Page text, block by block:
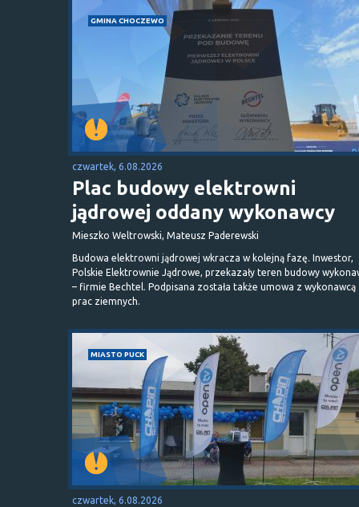
GMINA CHOCZEWO
czwartek, 6.08.2026
Plac budowy elektrowni
jądrowej oddany wykonawcy
Mieszko Weltrowski, Mateusz Paderewski
Budowa elektrowni jądrowej wkracza w kolejną fazę. Inwestor,
Polskie Elektrownie Jądrowe, przekazały teren budowy
– firmie Bechtel. Podpisana została także umowa z wykonawcą
prac ziemnych.
MIASTO PUCK
czwartek, 6.08.2026